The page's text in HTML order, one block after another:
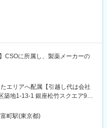
｜専門性の高いキャリア形成
務理解）
ジャーなど周囲のサポートを受
ャリスト・管理職や本社管理職
ェンジの可能性アリ）
CSOに所属し、製薬メーカーの
エリアへ配属【引越し代は会社
地1-13-1 銀座松竹スクエア9F■
道（2）東北：青森・秋田・岩
東京・神奈川・千葉・埼玉・茨
町駅(東京都)